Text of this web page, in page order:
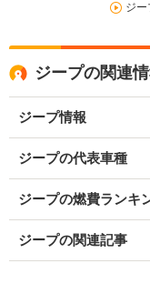
ジ
ジープの関連
ジープ情報
ジープの代表車種
ジープの燃費ランキ
ジープの関連記事